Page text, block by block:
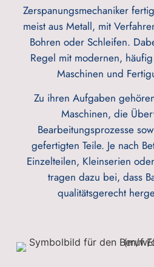
Zerspanungsmechaniker
meist aus Metall, mit
Bohren oder Schleifen.
Regel mit modernen,
Maschinen und
Zu ihren Aufgaben
Maschinen, die
Bearbeitungsprozesse
gefertigten Teile. Je nach
Einzelteilen, Kleinserien
tragen dazu bei, dass
qualitätsgerecht